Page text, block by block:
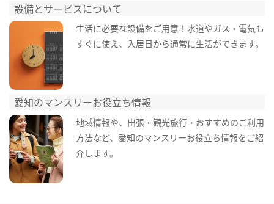
設備とサービスについて
生活に必要な設備をご用意！水道やガス・電気も
すぐに使え、入居日から通常に生活ができます。
愛知のマンスリーお役立ち情報
地域情報や、出張・観光旅行・おすすめのご利用
方法など、愛知のマンスリーお役立ち情報をご紹
介します。